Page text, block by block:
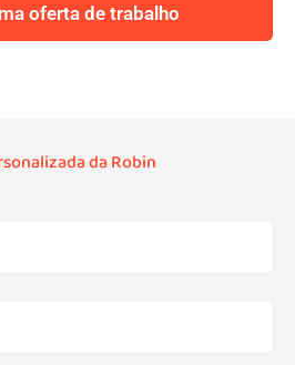
oferta de trabalho
da Robin